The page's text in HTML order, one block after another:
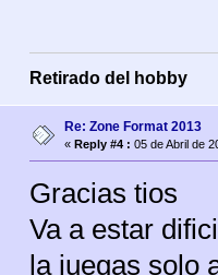
Retirado del hobby
Re: Zone Format 2013
« Reply #4 : 05 de Abril de
Gracias tios
Va a estar
la juegas solo